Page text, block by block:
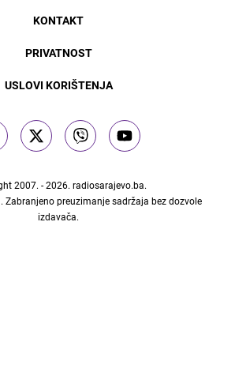
KONTAKT
PRIVATNOST
USLOVI KORIŠTENJA
2007. - 2026. radiosarajevo.ba.
Zabranjeno preuzimanje sadržaja bez dozvole
izdavača.